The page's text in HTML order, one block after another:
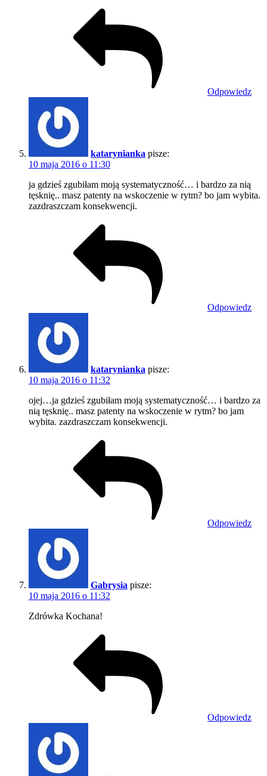
Odpowiedz
katarynianka pisze:
10 maja 2016 o 11:30
ja gdzieś zgubiłam moją systematyczność… i bardzo za nią
tęsknię.. masz patenty na wskoczenie w rytm? bo jam wybita.
zazdraszczam konsekwencji.
Odpowiedz
katarynianka pisze:
10 maja 2016 o 11:32
ojej…ja gdzieś zgubiłam moją systematyczność… i bardzo za
nią tęsknię.. masz patenty na wskoczenie w rytm? bo jam
wybita. zazdraszczam konsekwencji.
Odpowiedz
Gabrysia pisze:
10 maja 2016 o 11:32
Zdrówka Kochana!
Odpowiedz